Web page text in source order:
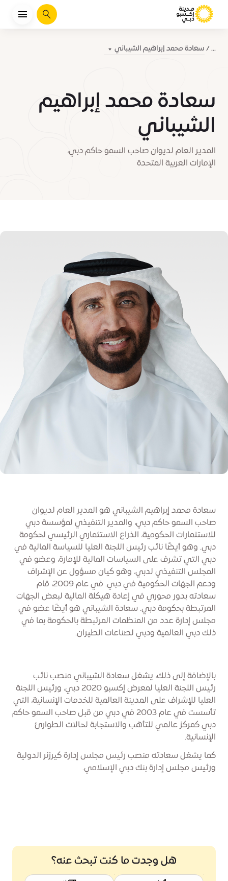
يبحث
... سعادة محمد إبراهيم الشيباني
سعادة محمد إبراهيم
الشيباني
المدير العام لديوان صاحب السمو حاكم دبي،
الإمارات العربية المتحدة
سعادة محمد إبراهيم الشيباني هو المدير العام لديوان
صاحب السمو حاكم دبي، والمدير التنفيذي لمؤسسة دبي
للاستثمارات الحكومية، الذراع الاستثماري الرئيسي لحكومة
دبي. وهو أيضًا نائب رئيس اللجنة العليا للسياسة المالية في
دبي التي تشرف على السياسات المالية للإمارة، وعضو في
المجلس التنفيذي لدبي، وهو كيان مسؤول عن الإشراف
ودعم الجهات الحكومية في دبي. في عام 2009، قام
سعادته بدور محوري في إعادة هيكلة المالية لبعض الجهات
المرتبطة بحكومة دبي. سعادة الشيباني هو أيضًا عضو في
مجلس إدارة عدد من المنظمات المرتبطة بالحكومة بما في
ذلك دبي العالمية ودبي لصناعات الطيران.
بالإضافة إلى ذلك، يشغل سعادة الشيباني منصب نائب
رئيس اللجنة العليا لمعرض إكسبو 2020 دبي، ورئيس اللجنة
العليا للإشراف على المدينة العالمية للخدمات الإنسانية، التي
تأسست في عام 2003 في دبي من قبل صاحب السمو حاكم
دبي كمركز عالمي للتأهب والاستجابة لحالات الطوارئ
الإنسانية.
كما يشغل سعادته منصب رئيس مجلس إدارة كيرزنر الدولية
ورئيس مجلس إدارة بنك دبي الإسلامي.
هل وجدت ما كنت تبحث عنه؟